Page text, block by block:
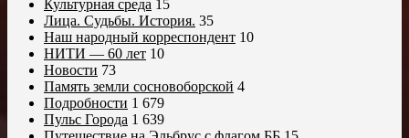
Культурная среда 15
Лица. Судьбы. История. 35
Наш народный корреспондент 10
НИТИ — 60 лет 10
Новости 73
Память земли сосновоборской 4
Подробности 1 679
Пульс Города 1 639